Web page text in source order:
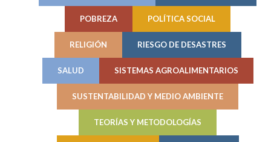
POBREZA POLÍTICA SOCIAL
RELIGIÓN RIESGO DE DESASTRES
SALUD SISTEMAS AGROALIMENTARIOS
SUSTENTABILIDAD Y MEDIO AMBIENTE
TEORÍAS Y METODOLOGÍAS